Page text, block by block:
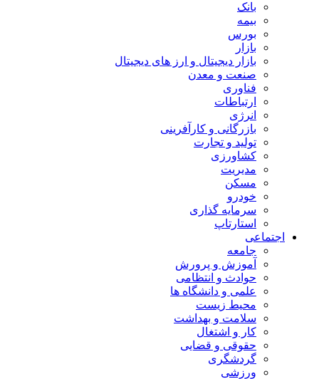
بانک
بیمه
بورس
بازار
بازار دیجیتال و ارز های دیجیتال
صنعت و معدن
فناوری
ارتباطات
انرژی
بازرگانی و کارآفرینی
تولید و تجارت
کشاورزی
مدیریت
مسکن
خودرو
سرمایه گذاری
استارتاپ
اجتماعی
جامعه
آموزش و پرورش
حوادث و انتظامی
علمی و دانشگاه ها
محیط زیست
سلامت و بهداشت
کار و اشتغال
حقوقی و قضایی
گردشگری
ورزشی